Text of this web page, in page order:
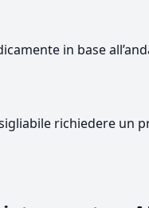
in base
richiedere un